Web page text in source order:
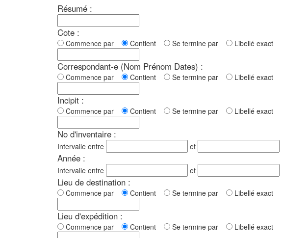
Résumé :
Cote :
Commence par Contient Se termine par Libellé exact
Correspondant-e (Nom Prénom Dates) :
Commence par Contient Se termine par Libellé exact
Incipit :
Commence par Contient Se termine par Libellé exact
No d'inventaire :
Intervalle entre et
Année :
Intervalle entre et
Lieu de destination :
Commence par Contient Se termine par Libellé exact
Lieu d'expédition :
Commence par Contient Se termine par Libellé exact